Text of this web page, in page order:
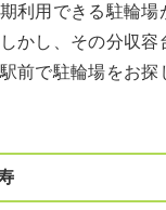
利用できる駐輪場
かし、その分収容
前で駐輪場をお探